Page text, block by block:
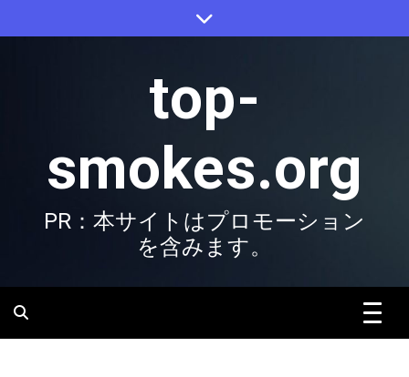
to
top-
smokes.org
PR：本サイトはプロモーション
を含みます。